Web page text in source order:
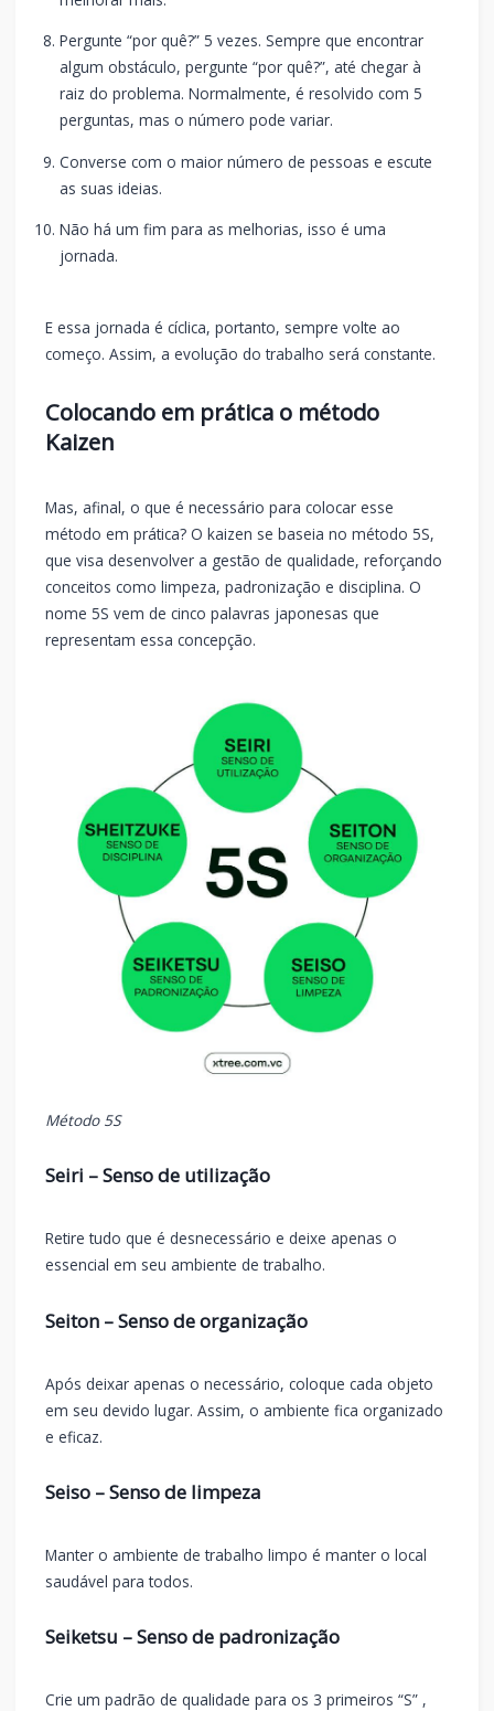
Pergunte “por quê?” 5 vezes. Sempre que encontrar
algum obstáculo, pergunte “por quê?”, até chegar à
raiz do problema. Normalmente, é resolvido com 5
perguntas, mas o número pode variar.
Converse com o maior número de pessoas e escute
as suas ideias.
Não há um fim para as melhorias, isso é uma
jornada.
E essa jornada é cíclica, portanto, sempre volte ao
começo. Assim, a evolução do trabalho será constante.
Colocando em prática o método
Kaizen
Mas, afinal, o que é necessário para colocar esse
método em prática? O kaizen se baseia no método 5S,
que visa desenvolver a gestão de qualidade, reforçando
conceitos como limpeza, padronização e disciplina. O
nome 5S vem de cinco palavras japonesas que
representam essa concepção.
Método 5S
Seiri – Senso de utilização
Retire tudo que é desnecessário e deixe apenas o
essencial em seu ambiente de trabalho.
Seiton – Senso de organização
Após deixar apenas o necessário, coloque cada objeto
em seu devido lugar. Assim, o ambiente fica organizado
e eficaz.
Seiso – Senso de limpeza
Manter o ambiente de trabalho limpo é manter o local
saudável para todos.
Seiketsu – Senso de padronização
Crie um padrão de qualidade para os 3 primeiros “S” ,